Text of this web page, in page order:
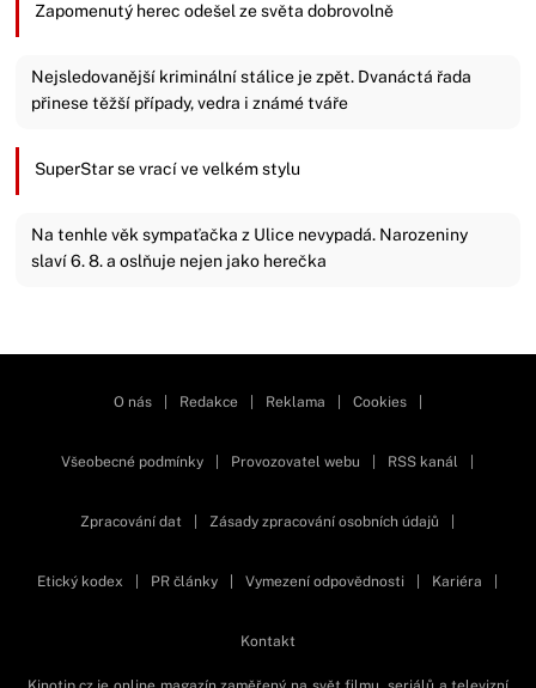
Zapomenutý herec odešel ze světa dobrovolně
Nejsledovanější kriminální stálice je zpět. Dvanáctá řada
přinese těžší případy, vedra i známé tváře
SuperStar se vrací ve velkém stylu
Na tenhle věk sympaťačka z Ulice nevypadá. Narozeniny
slaví 6. 8. a oslňuje nejen jako herečka
O nás Redakce Reklama Cookies
Všeobecné podmínky Provozovatel webu RSS kanál
Zpracování dat Zásady zpracování osobních údajů
Etický kodex PR články Vymezení odpovědnosti Kariéra
Kontakt